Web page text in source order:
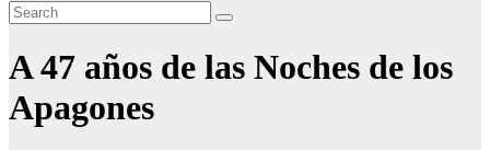
A 47 años de las Noches de los
Apagones